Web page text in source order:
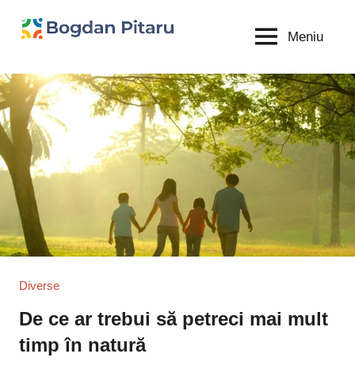
Bogdan
Pitaru
Meniu
Diverse
De ce ar trebui să petreci mai mult
timp în natură